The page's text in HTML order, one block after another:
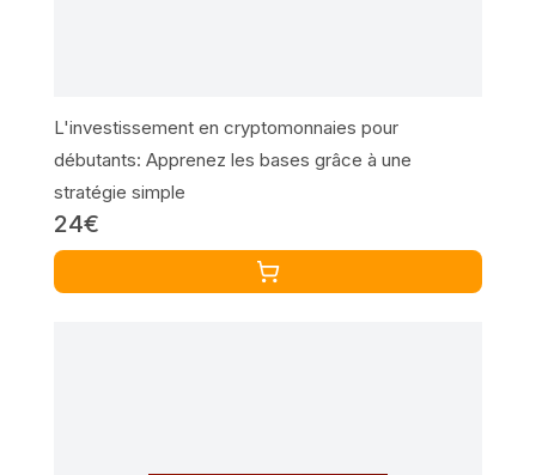
L'investissement en cryptomonnaies pour
débutants: Apprenez les bases grâce à une
stratégie simple
24€